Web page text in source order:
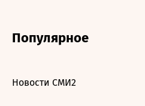
Популярное
Новости СМИ2